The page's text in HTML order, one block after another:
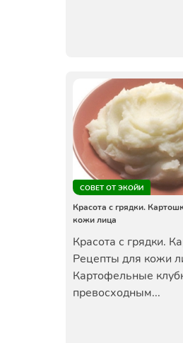
СОВЕТ ОТ ЭКОЙИ
Красота с грядки.
кожи лица
Красота с грядки.
Рецепты для кожи
Картофельные
превосходным...